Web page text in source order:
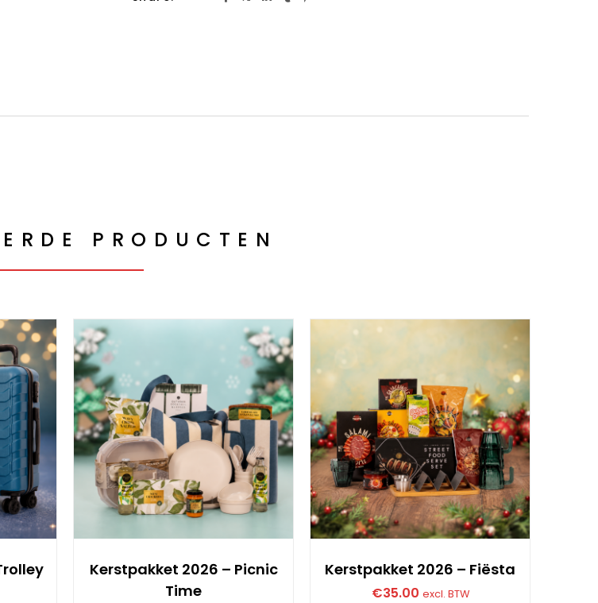
PRODUCTEN
Kerstpakket 2026 – Picnic
Time
Kerstpakket 2026 – Fiësta
€35.00 excl. BTW